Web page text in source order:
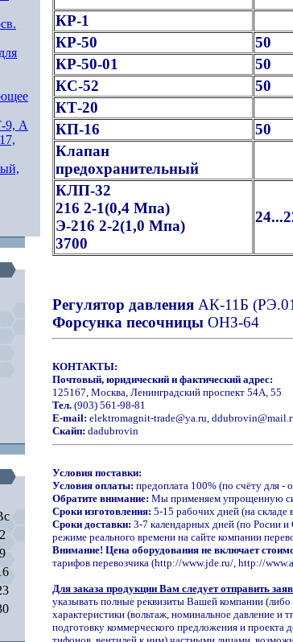
9, А
2
9
КР-1
КР-50
50
КР-50-01
50
КС-52
50
КТ-20
КП-16
50
Клапан
предохранительный
КЛП-32
216 2-1(0,4 Мпа)
Э-216 2-2(1,0 Мпа)
3700
Регулятор давления АК-11Б
Форсунка песочницы ОНЗ-64
КОНТАКТЫ:
Почтовый, юридический и фактический адрес:
125167, Москва, Ленинградский проспект 54А, 55
Тел. (903) 561-98-81
E-mail: elektromagnit-trade@ya.ru,
Скайп: dadubrovin
Условия поставки:
Условия оплаты: предоплата 100% (по счёту для -
Обратите внимание: Мы применяем упрощенную
Сроки изготовления: 5-15 рабочих дней (на
Сроки доставки: 3-7 календарных дней (по Росии и
режиме реального времени на сайте компании
Внимание! Цена оборудования не включает
тарифов перевозчика (http://www.jde.ru/, http://
Для заказа продукции Вам следует отправить
указывать полные реквизиты Вашей компании
характеристики (вольтаж, номинальное давление и
подготовку коммерческого предложения и